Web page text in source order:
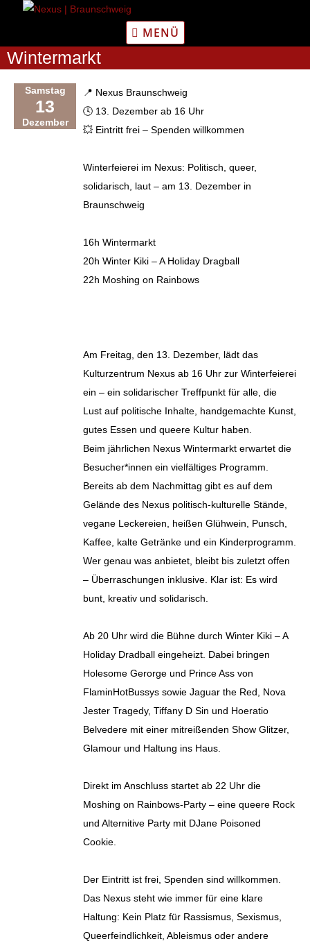
springen
MENÜ
Wintermarkt
Samstag
13
Dezember
📍 Nexus Braunschweig
🕓 13. Dezember ab 16 Uhr
💥 Eintritt frei – Spenden willkommen
Winterfeierei im Nexus: Politisch, queer,
solidarisch, laut – am 13. Dezember in
Braunschweig
16h Wintermarkt
20h Winter Kiki – A Holiday Dragball
22h Moshing on Rainbows
Am Freitag, den 13. Dezember, lädt das
Kulturzentrum Nexus ab 16 Uhr zur Winterfeierei
ein – ein solidarischer Treffpunkt für alle, die
Lust auf politische Inhalte, handgemachte Kunst,
gutes Essen und queere Kultur haben.
Beim jährlichen Nexus Wintermarkt erwartet die
Besucher*innen ein vielfältiges Programm.
Bereits ab dem Nachmittag gibt es auf dem
Gelände des Nexus politisch-kulturelle Stände,
vegane Leckereien, heißen Glühwein, Punsch,
Kaffee, kalte Getränke und ein Kinderprogramm.
Wer genau was anbietet, bleibt bis zuletzt offen
– Überraschungen inklusive. Klar ist: Es wird
bunt, kreativ und solidarisch.
Ab 20 Uhr wird die Bühne durch Winter Kiki – A
Holiday Dradball eingeheizt. Dabei bringen
Holesome Gerorge und Prince Ass von
FlaminHotBussys sowie Jaguar the Red, Nova
Jester Tragedy, Tiffany D Sin und Hoeratio
Belvedere mit einer mitreißenden Show Glitzer,
Glamour und Haltung ins Haus.
Direkt im Anschluss startet ab 22 Uhr die
Moshing on Rainbows-Party – eine queere Rock
und Alternitive Party mit DJane Poisoned
Cookie.
Der Eintritt ist frei, Spenden sind willkommen.
Das Nexus steht wie immer für eine klare
Haltung: Kein Platz für Rassismus, Sexismus,
Queerfeindlichkeit, Ableismus oder andere